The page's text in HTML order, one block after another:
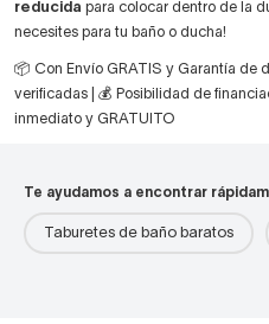
reducida para colocar dentro de la
necesites para tu baño o ducha!
📦 Con Envío GRATIS y Garantía de
verificadas | 💰 Posibilidad de
inmediato y GRATUITO
Te ayudamos a encontrar
Taburetes de baño baratos